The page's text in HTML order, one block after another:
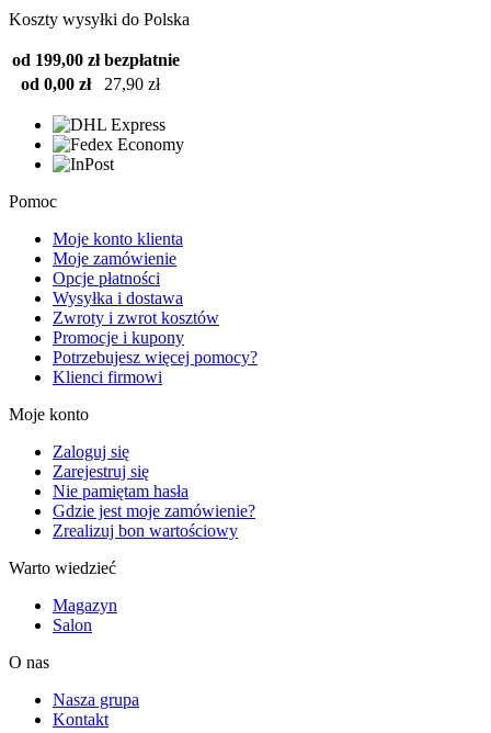
Koszty wysyłki do Polska
od 199,00 zł bezpłatnie
od 0,00 zł
27,90 zł
Pomoc
Moje konto klienta
Moje zamówienie
Opcje płatności
Wysyłka i dostawa
Zwroty i zwrot kosztów
Promocje i kupony
Potrzebujesz więcej pomocy?
Klienci firmowi
Moje konto
Zaloguj się
Zarejestruj się
Nie pamiętam hasła
Gdzie jest moje zamówienie?
Zrealizuj bon wartościowy
Warto wiedzieć
Magazyn
Salon
O nas
Nasza grupa
Kontakt